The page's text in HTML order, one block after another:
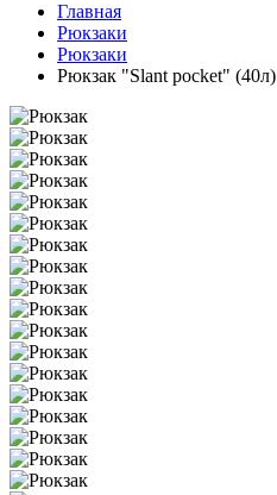
Главная
Рюкзаки
Рюкзаки
Рюкзак "Slant pocket" (40л)